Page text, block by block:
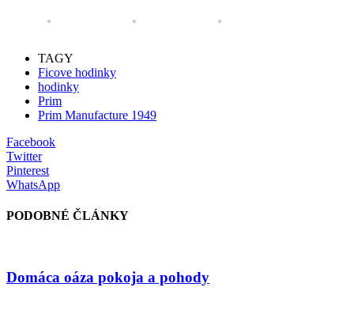
TAGY
Ficove hodinky
hodinky
Prim
Prim Manufacture 1949
Facebook
Twitter
Pinterest
WhatsApp
PODOBNÉ ČLÁNKY
Domáca oáza pokoja a pohody